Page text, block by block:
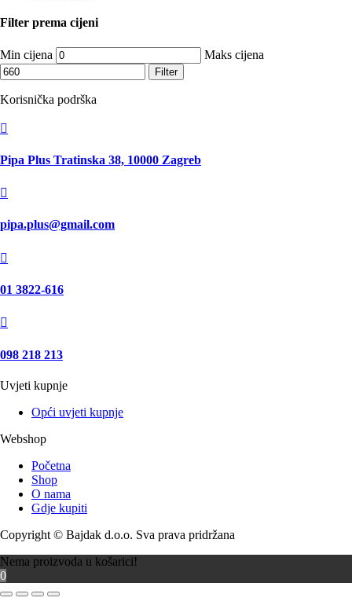
Filter prema cijeni
Min cijena Maks cijena
Filter
Korisnička podrška

Pipa Plus Tratinska 38, 10000 Zagreb

pipa.plus@gmail.com

01 3822-616

098 218 213
Uvjeti kupnje
Opći uvjeti kupnje
Webshop
Početna
Shop
O nama
Gdje kupiti
Copyright © Bajdak d.o.o. Sva prava pridržana
Nema proizvoda u košarici!
0